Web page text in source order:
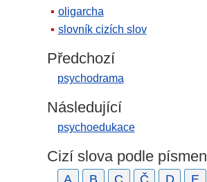
oligarcha
slovník cizích slov
Předchozí
psychodrama
Následující
psychoedukace
Cizí slova podle písmen
A B C Č D E